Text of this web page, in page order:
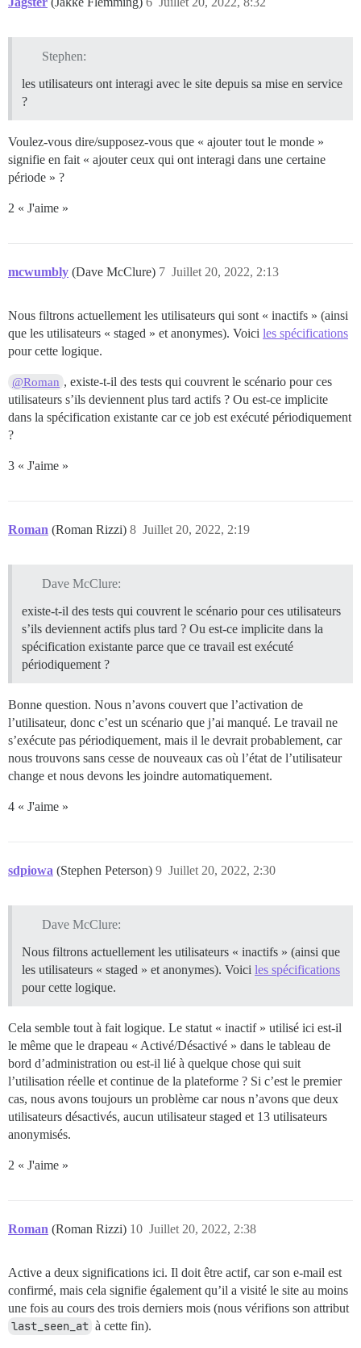
Stephen:
les utilisateurs ont interagi avec le site depuis sa mise en service
?
Voulez-vous dire/supposez-vous que « ajouter tout le monde »
signifie en fait « ajouter ceux qui ont interagi dans une certaine
période » ?
2 « J'aime »
mcwumbly (Dave McClure) Juillet 20, 2022, 2:13
7
Nous filtrons actuellement les utilisateurs qui sont « inactifs » (ainsi
que les utilisateurs « staged » et anonymes). Voici les spécifications
pour cette logique.
@Roman , existe-t-il des tests qui couvrent le scénario pour ces
utilisateurs s’ils deviennent plus tard actifs ? Ou est-ce implicite
dans la spécification existante car ce job est exécuté périodiquement
?
3 « J'aime »
Roman (Roman Rizzi) Juillet 20, 2022, 2:19
8
Dave McClure:
existe-t-il des tests qui couvrent le scénario pour ces utilisateurs
s’ils deviennent actifs plus tard ? Ou est-ce implicite dans la
spécification existante parce que ce travail est exécuté
périodiquement ?
Bonne question. Nous n’avons couvert que l’activation de
l’utilisateur, donc c’est un scénario que j’ai manqué. Le travail ne
s’exécute pas périodiquement, mais il le devrait probablement, car
nous trouvons sans cesse de nouveaux cas où l’état de l’utilisateur
change et nous devons les joindre automatiquement.
4 « J'aime »
sdpiowa (Stephen Peterson) Juillet 20, 2022, 2:30
9
Dave McClure:
Nous filtrons actuellement les utilisateurs « inactifs » (ainsi que
les utilisateurs « staged » et anonymes). Voici les spécifications
pour cette logique.
Cela semble tout à fait logique. Le statut « inactif » utilisé ici est-il
le même que le drapeau « Activé/Désactivé » dans le tableau de
bord d’administration ou est-il lié à quelque chose qui suit
l’utilisation réelle et continue de la plateforme ? Si c’est le premier
cas, nous avons toujours un problème car nous n’avons que deux
utilisateurs désactivés, aucun utilisateur staged et 13 utilisateurs
anonymisés.
2 « J'aime »
Roman (Roman Rizzi) Juillet 20, 2022, 2:38
10
Active a deux significations ici. Il doit être actif, car son e-mail est
confirmé, mais cela signifie également qu’il a visité le site au moins
une fois au cours des trois derniers mois (nous vérifions son attribut
last_seen_at à cette fin).